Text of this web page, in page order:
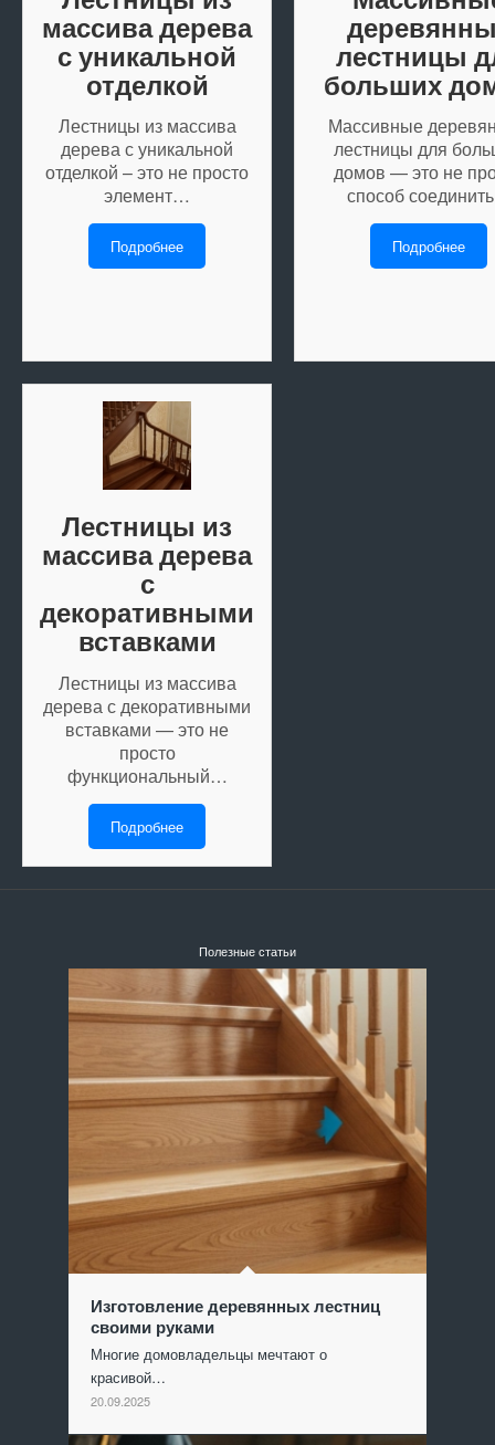
массива дерева
с уникальной
отделкой
Лестницы из массива
дерева с уникальной
отделкой – это не просто
элемент…
Подробнее
лестницы
больших
Массивные
лестницы для
домов — это не
способ
Подробнее
Лестницы из
массива дерева
с
декоративными
вставками
Лестницы из массива
дерева с декоративными
вставками — это не
просто
функциональный…
Подробнее
Полезные статьи
Изготовление деревянных лестниц
своими руками
Многие домовладельцы мечтают о
красивой…
20.09.2025